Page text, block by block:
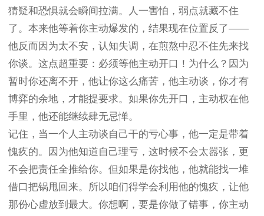
猜疑和恐惧就会瞬间拉满。人一害怕，弱点就藏不住
了。本来他等着你主动爆发的，结果现在位置反了——
他反而因为太不安，认知失调，在煎熬中忍不住先来找
你谈。这点超重要：必须等他主动开口！为什么？因为
暂时你还离不开，他让你这么痛苦，他主动谈，你才有
博弈的余地，才能提要求。如果你先开口，主动权在他
手里，他还能继续肆无忌惮。
记住，当一个人主动谈自己干的亏心事，他一定是带着
愧疚的。因为他知道自己理亏，这时候不会太嚣张，更
不会把责任全推给你。但如果是你找他，他就能找一堆
借口把锅甩回来。所以咱们得学会利用他的愧疚，让他
那份心虚放到最大。你想啊，要是你做了错事，你主动